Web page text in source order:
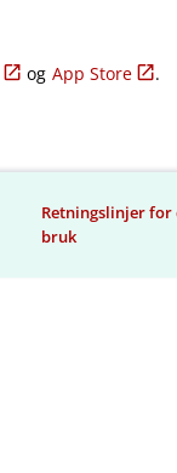
og App Store .
Retningslinjer
bruk